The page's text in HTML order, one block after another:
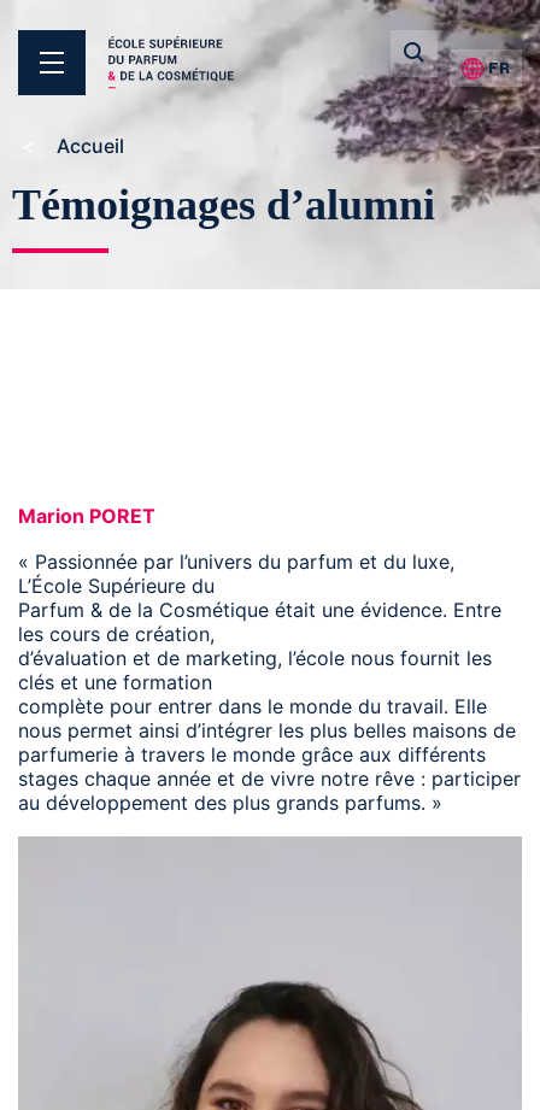
FR
Accueil
Témoignages d’alumni
Marion PORET
« Passionnée par l’univers du parfum et du luxe,
L’École Supérieure du
Parfum & de la Cosmétique était une évidence. Entre
les cours de création,
d’évaluation et de marketing, l’école nous fournit les
clés et une formation
complète pour entrer dans le monde du travail. Elle
nous permet ainsi d’intégrer les plus belles maisons de
parfumerie à travers le monde grâce aux différents
stages chaque année et de vivre notre rêve : participer
au développement des plus grands parfums. »